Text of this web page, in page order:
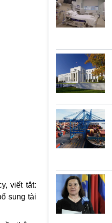
viết tắt:
sung tài